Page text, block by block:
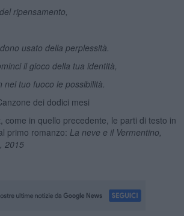
ripensamento,
usato della perplessità.
il gioco della tua identità,
tuo fuoco le possibilità.
dei dodici mesi
come in quello precedente, le parti di testo in
primo romanzo: La neve e il Vermentino,
2015